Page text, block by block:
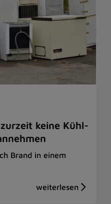
keine Kühl-
Brand in einem